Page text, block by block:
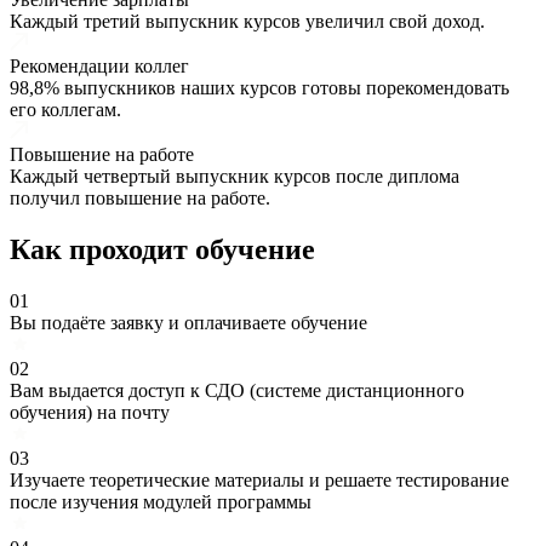
Каждый третий выпускник курсов увеличил свой доход.
Рекомендации коллег
98,8% выпускников наших курсов готовы порекомендовать
его коллегам.
Повышение на работе
Каждый четвертый выпускник курсов после диплома
получил повышение на работе.
Как проходит обучение
01
Вы подаёте заявку и оплачиваете обучение
02
Вам выдается доступ к СДО (системе дистанционного
обучения) на почту
03
Изучаете теоретические материалы и решаете тестирование
после изучения модулей программы